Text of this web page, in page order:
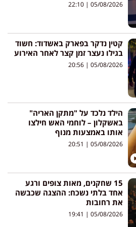
05/08/2026
קטין נדקר בפארק באשדוד: חשוד
בגילו נעצר זמן קצר לאחר האירוע
05/08/2026
הילד נלכד על "מתקן האריה"
באשקלון – לוחמי האש חילצו
אותו באמצעות מנוף
05/08/2026
15 שחקנים, מאות צופים ורגע
אחד בלתי נשכח: ההצגה שכבשה
את רחובות
05/08/2026